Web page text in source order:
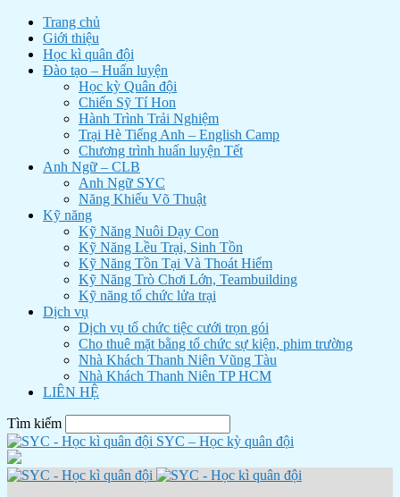
Trang chủ
Giới thiệu
Học kì quân đội
Đào tạo – Huấn luyện
Học kỳ Quân đội
Chiến Sỹ Tí Hon
Hành Trình Trải Nghiệm
Trại Hè Tiếng Anh – English Camp
Chương trình huấn luyện Tết
Anh Ngữ – CLB
Anh Ngữ SYC
Năng Khiếu Võ Thuật
Kỹ năng
Kỹ Năng Nuôi Dạy Con
Kỹ Năng Lều Trại, Sinh Tồn
Kỹ Năng Tồn Tại Và Thoát Hiểm
Kỹ Năng Trò Chơi Lớn, Teambuilding
Kỹ năng tổ chức lửa trại
Dịch vụ
Dịch vụ tổ chức tiệc cưới trọn gói
Cho thuê mặt bằng tổ chức sự kiện, phim trường
Nhà Khách Thanh Niên Vũng Tàu
Nhà Khách Thanh Niên TP HCM
LIÊN HỆ
Tìm kiếm
SYC – Học kỳ quân đội